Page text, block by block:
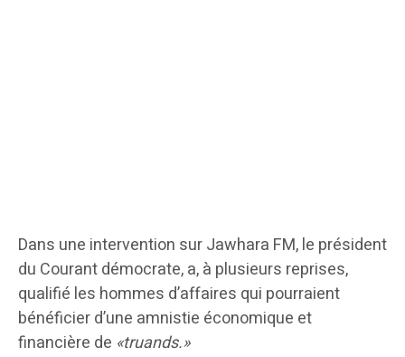
Dans une intervention sur Jawhara FM, le président
du Courant démocrate, a, à plusieurs reprises,
qualifié les hommes d’affaires qui pourraient
bénéficier d’une amnistie économique et
financière de «truands.»